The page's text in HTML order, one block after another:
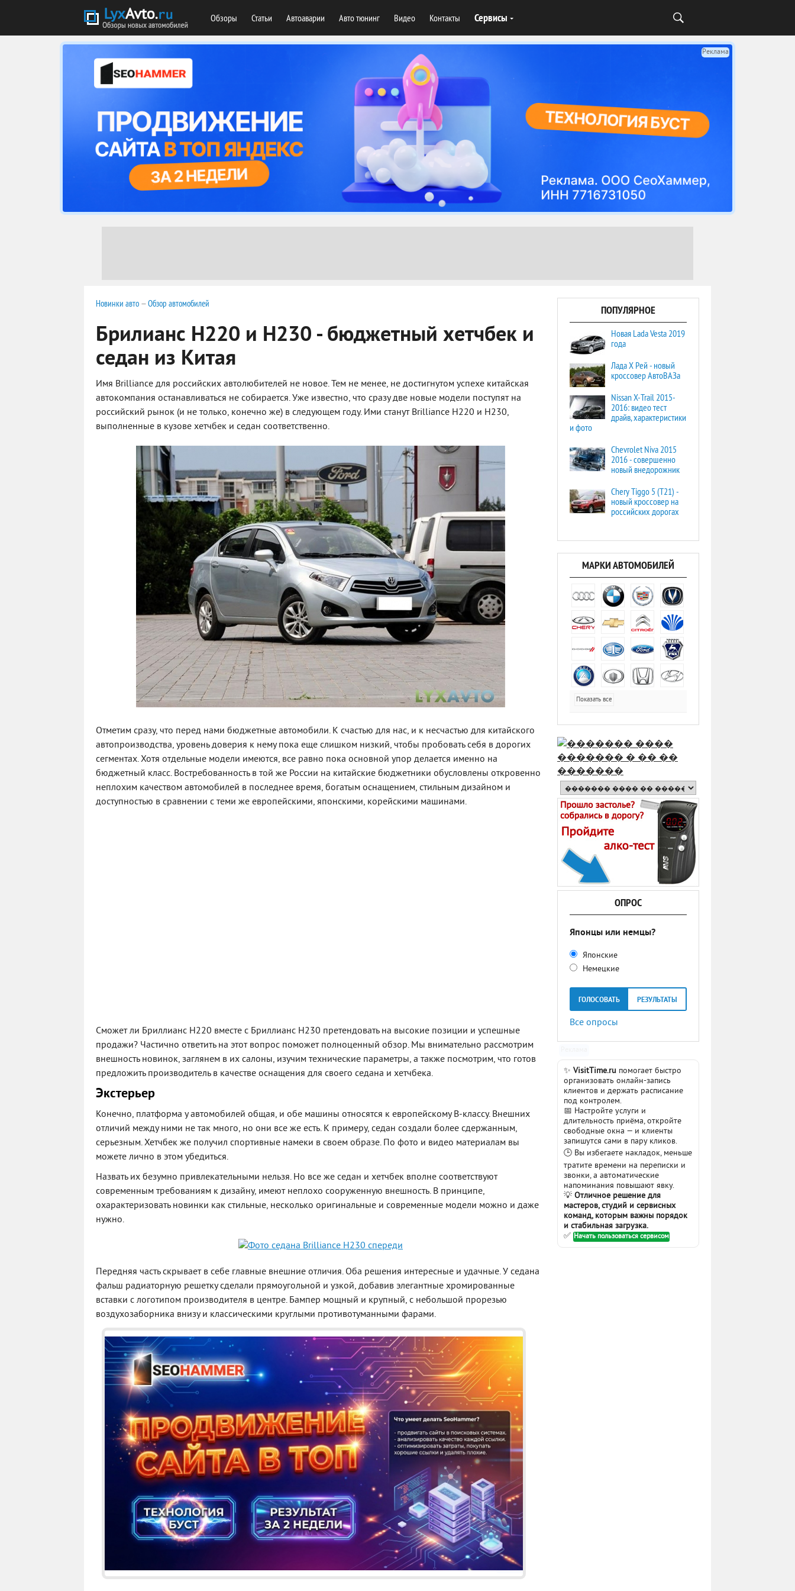
Обзоры Статьи Автоаварии Авто тюнинг Видео Контакты Сервисы
Реклама
Новинки авто —Обзор автомобилей
Брилианс Н220 и Н230 - бюджетный хетчбек и
седан из Китая
Имя Brilliance для российских автолюбителей не новое. Тем не менее, не достигнутом успехе китайская
автокомпания останавливаться не собирается. Уже известно, что сразу две новые модели поступят на
российский рынок (и не только, конечно же) в следующем году. Ими станут Brilliance H220 и H230,
выполненные в кузове хетчбек и седан соответственно.
Отметим сразу, что перед нами бюджетные автомобили. К счастью для нас, и к несчастью для китайского
автопроизводства, уровень доверия к нему пока еще слишком низкий, чтобы пробовать себя в дорогих
сегментах. Хотя отдельные модели имеются, все равно пока основной упор делается именно на
бюджетный класс. Востребованность в той же России на китайские бюджетники обусловлены откровенно
неплохим качеством автомобилей в последнее время, богатым оснащением, стильным дизайном и
доступностью в сравнении с теми же европейскими, японскими, корейскими машинами.
Сможет ли Бриллианс Н220 вместе с Бриллианс Н230 претендовать на высокие позиции и успешные
продажи? Частично ответить на этот вопрос поможет полноценный обзор. Мы внимательно рассмотрим
внешность новинок, заглянем в их салоны, изучим технические параметры, а также посмотрим, что готов
предложить производитель в качестве оснащения для своего седана и хетчбека.
Экстерьер
Конечно, платформа у автомобилей общая, и обе машины относятся к европейскому В-классу. Внешних
отличий между ними не так много, но они все же есть. К примеру, седан создали более сдержанным,
серьезным. Хетчбек же получил спортивные намеки в своем образе. По фото и видео материалам вы
можете лично в этом убедиться.
Назвать их безумно привлекательными нельзя. Но все же седан и хетчбек вполне соответствуют
современным требованиям к дизайну, имеют неплохо сооруженную внешность. В принципе,
охарактеризовать новинки как стильные, несколько оригинальные и современные модели можно и даже
нужно.
Передняя часть скрывает в себе главные внешние отличия. Оба решения интересные и удачные. У седана
фальш радиаторную решетку сделали прямоугольной и узкой, добавив элегантные хромированные
вставки с логотипом производителя в центре. Бампер мощный и крупный, с небольшой прорезью
воздухозаборника внизу и классическими круглыми противотуманными фарами.
Реклама
ПОПУЛЯРНОЕ
Новая Lada Vesta 2019
года
Лада Х Рей - новый
кроссовер АвтоВАЗа
Nissan X-Trail 2015-
2016: видео тест
драйв, характеристики
и фото
Chevrolet Niva 2015
2016 - совершенно
новый внедорожник
Chery Tiggo 5 (T21) -
новый кроссовер на
российских дорогах
МАРКИ АВТОМОБИЛЕЙ
Показать все
ОПРОС
Японцы или немцы?
Японские
Немецкие
ГОЛОСОВАТЬ РЕЗУЛЬТАТЫ
Все опросы
✨ VisitTime.ru помогает быстро
организовать онлайн-запись
клиентов и держать расписание
под контролем.
📅 Настройте услуги и
длительность приёма, откройте
свободные окна — и клиенты
запишутся сами в пару кликов.
🕒 Вы избегаете накладок, меньше
тратите времени на переписки и
звонки, а автоматические
напоминания повышают явку.
💡 Отличное решение для
мастеров, студий и сервисных
команд, которым важны порядок
и стабильная загрузка.
✅ Начать пользоваться сервисом